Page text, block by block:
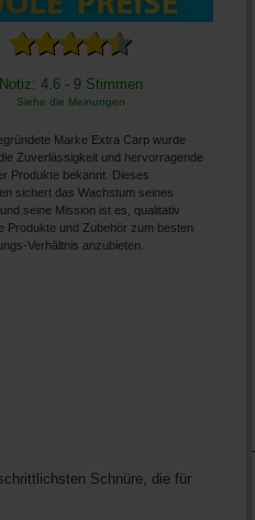
Notiz: 4.6 - 9 Stimmen
Siehe die Meinungen
Marke Extra Carp wurde
Zuverlässigkeit und hervorragende
Produkte bekannt. Dieses
sichert das Wachstum seines
seine Mission ist es, qualitativ
Produkte und Zubehör zum besten
Verhältnis anzubieten.
Schnüre, die für